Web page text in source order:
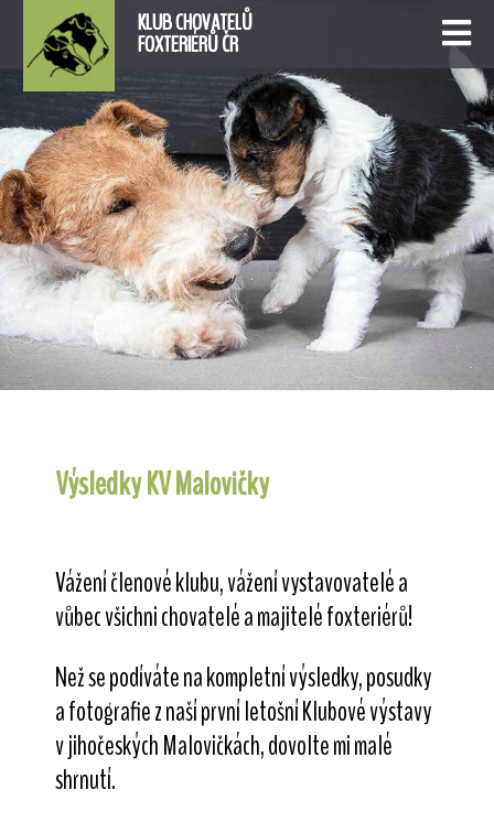
KLUB CHOVATELŮ
FOXTERIÉRŮ ČR
Výsledky KV Malovičky
Vážení členové klubu, vážení vystavovatelé a
vůbec všichni chovatelé a majitelé foxteriérů!
Než se podíváte na kompletní výsledky, posudky
a fotografie z naší první letošní Klubové výstavy
v jihočeských Malovičkách, dovolte mi malé
shrnutí.